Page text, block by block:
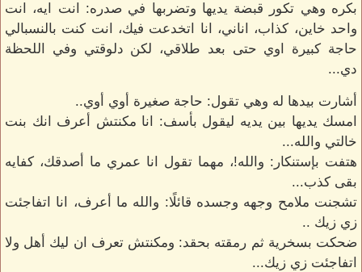
بكره وهي تكور قبضة يديها وتضربها في صدره: انت ايه، انت
واحد خاين، كذاب، اناني، انا اتخدعت فيك، انت كنت بالنسبالي
حاجة كبيرة اوي حتى بعد طلاقي، لكن دلوقتي وفي اللحظة
دي...
أشارت بيدها له وهي تقول: حاجة صغيرة أوي أوي..
امسك يديها بين يديه ليقول بأسف: انا مكنتش أعرف انك بنت
خالتي والله...
هتفت بإستنكار: والله!، مهما تقول انا عمري ما أصدقك، كفايه
بقى كذب...
تشجنت ملامح وجهه وجسده قائلًا: والله ما أعرف، انا اتفاجئت
زي زيك ..
ضحكت بسخرية ثم رمقته بحقد: ومكنتش تعرف ان ليك أهل ولا
اتفاجئت زي زيك...